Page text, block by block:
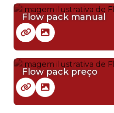
Flow pack manual
Flow pack preço